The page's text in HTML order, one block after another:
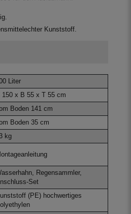
Kunststoff.
Liter
150 x B 55 x T 55 cm
Boden 141 cm
Boden 35 cm
kg
Regensammler,
Set
(PE) hochwertiges